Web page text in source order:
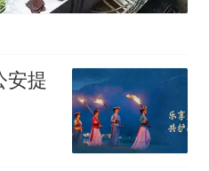
安提